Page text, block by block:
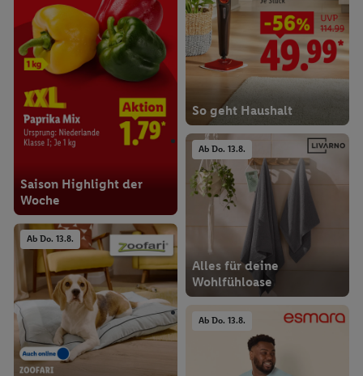
So geht Haushalt
Saison Highlight der
Woche
Ab Do. 13.8.
Alles für deine
Wohlfühloase
Ab Do. 13.8.
Ab Do. 13.8.